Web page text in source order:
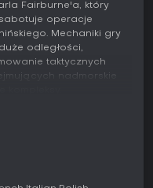
Fairburne'a, który
operacje
Mechaniki gry
odległości,
taktycznych
nadmorskie
lornetką, a następnie